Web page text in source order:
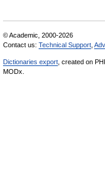
© Academic, 2000-2026
Contact us: Technical Support
Dictionaries export , created on
MODx.